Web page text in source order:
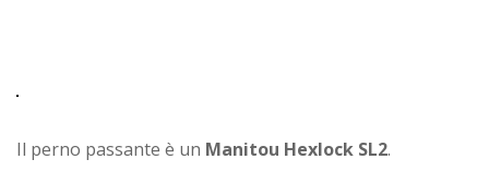
Il perno passante è un Manitou Hexlock SL2.